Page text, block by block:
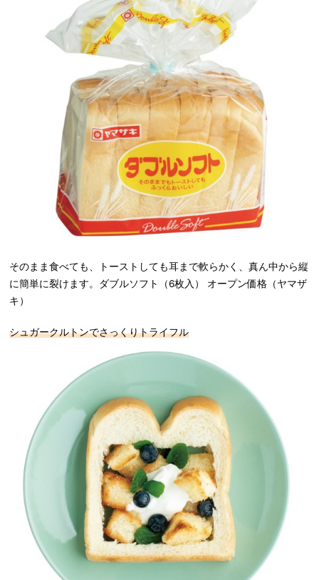
そのまま食べても、トーストしても耳まで軟らかく、真ん中から縦
に簡単に裂けます。ダブルソフト（6枚入） オープン価格（ヤマザ
キ）
シュガークルトンでさっくりトライフル